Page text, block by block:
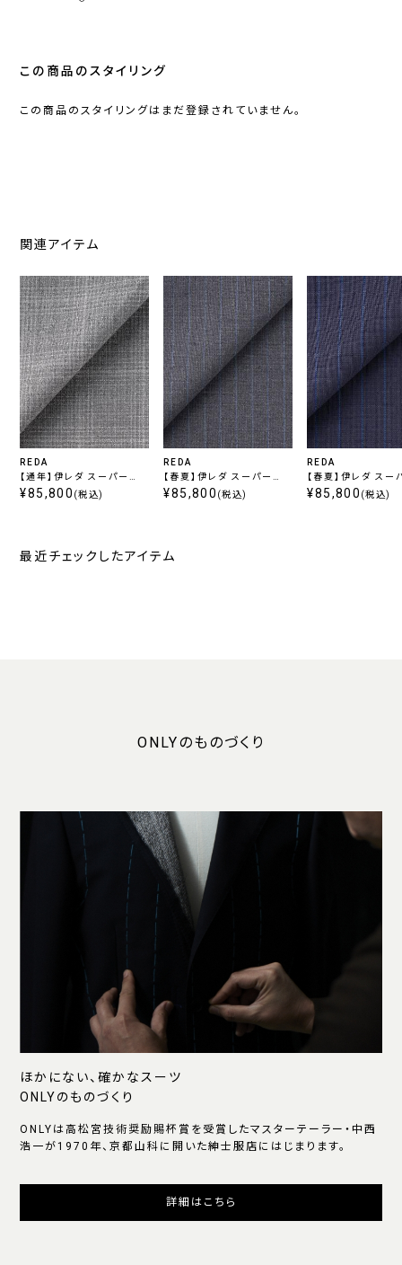
この商品のスタイリング
この商品のスタイリングはまだ登録されていません。
関連アイテム
REDA
【通年】伊レダ スーパー
110’s グレーチェック
¥85,800 (税込)
REDA
【春夏】伊レダ スーパー
110’s グレーストライプ
¥85,800 (税込)
REDA
【春夏】伊レダ スー
110’s ネイビース
¥85,800 (税込)
最近チェックしたアイテム
ONLYのものづくり
ほかにない、確かなスーツ
ONLYのものづくり
ONLYは高松宮技術奨励賜杯賞を受賞したマスターテーラー・中西
浩一が1970年、京都山科に開いた紳士服店にはじまります。
詳細はこちら